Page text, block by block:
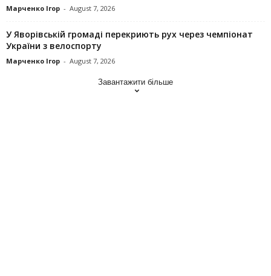
Марченко Ігор - August 7, 2026
У Яворівській громаді перекриють рух через чемпіонат
України з велоспорту
Марченко Ігор - August 7, 2026
Завантажити більше